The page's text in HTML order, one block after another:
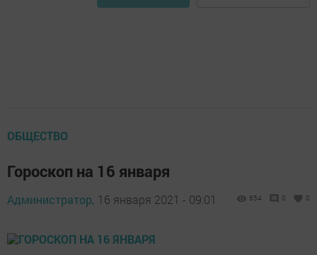
ОБЩЕСТВО
Гороскоп на 16 января
Администратор, 16 января 2021 - 09:01 654 0 0